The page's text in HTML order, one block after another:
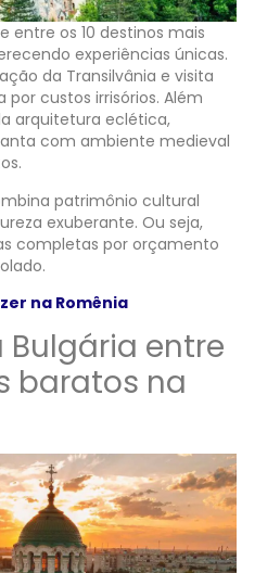
entre os 10 destinos mais
experiências únicas.
da Transilvânia e visita
por custos irrisórios. Além
arquitetura eclética,
com ambiente medieval
patrimônio cultural
exuberante. Ou seja,
completas por orçamento
na Romênia
Bulgária entre
baratos na